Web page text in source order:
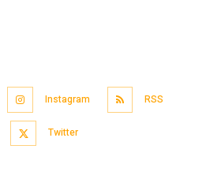
Instagram RSS
Twitter